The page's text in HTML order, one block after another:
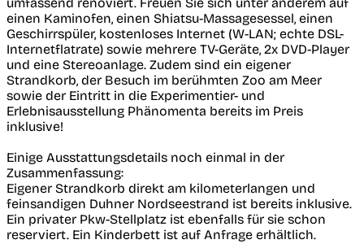
einen Kaminofen, einen Shiatsu-Massagesessel, einen
Geschirrspüler, kostenloses Internet (W-LAN; echte DSL-
Internetflatrate) sowie mehrere TV-Geräte, 2x DVD-Player
und eine Stereoanlage. Zudem sind ein eigener
Strandkorb, der Besuch im berühmten Zoo am Meer
sowie der Eintritt in die Experimentier- und
Erlebnisausstellung Phänomenta bereits im Preis
inklusive!
Einige Ausstattungsdetails noch einmal in der
Zusammenfassung:
Eigener Strandkorb direkt am kilometerlangen und
feinsandigen Duhner Nordseestrand ist bereits inklusive.
Ein privater Pkw-Stellplatz ist ebenfalls für sie schon
reserviert. Ein Kinderbett ist auf Anfrage erhältlich.